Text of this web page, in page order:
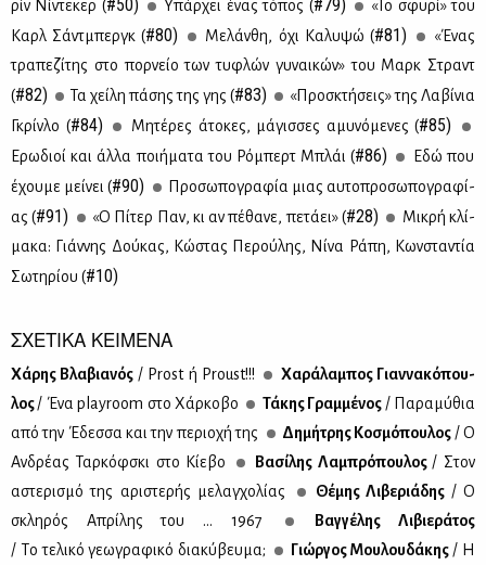
ρίν Νί­ντε­κερ (#50) Υπάρ­χει ένας τό­πος (#79)
«Το σφυ­ρί» του
Καρλ Σάντ­μπεργκ (#80) Με­λάν­θη, όχι Κα­λυ­ψώ (#81)
«Ένας
τρα­πε­ζί­της στο πορ­νείο των τυ­φλών γυ­ναι­κών» του Μαρκ Στραντ
(#82) Τα χεί­λη πά­σης της γης (#83)
«Προ­σκτή­σεις» της Λα­βί­νια
Γκρίν­λο (#84) Μη­τέ­ρες άτο­κες, μά­γισ­σες αμυ­νό­με­νες (#85)
Ερω­διοί και άλ­λα ποι­ή­μα­τα του Ρό­μπερτ Μπλάι (#86)
Εδώ που
έχου­με μεί­νει (#90)
Προ­σω­πο­γρα­φία μιας αυ­το­προ­σω­πο­γρα­φί­
ας (#91) «Ο Πί­τερ Παν, κι αν πέ­θα­νε, πε­τά­ει» (#28)
Μι­κρή κλί­
μα­κα: Γιάν­νης Δού­κας, Κώ­στας Πε­ρού­λης, Νί­να Ρά­πη, Κων­στα­ντία
Σω­τη­ρί­ου (#10)
ΣΧΕΤΙΚΑ ΚΕΙΜΕΝΑ
Χά­ρης Βλα­βια­νός / Prost ή Proust!!!
Χα­ρά­λα­μπος Γιαν­να­κό­που­
λος/ Ένα playroom στο Χάρ­κο­βο Τά­κης Γραμ­μέ­νος / Πα­ρα­μύ­θια
από την Έδεσ­σα και την πε­ριο­χή της
Δη­μή­τρης Κο­σμό­που­λος / Ο
Αν­δρέ­ας Ταρ­κόφ­σκι στο Κί­ε­βο
Βα­σί­λης Λα­μπρό­που­λος / Στον
αστε­ρι­σμό της αρι­στε­ρής με­λαγ­χο­λί­ας
Θέ­μης Λι­βε­ριά­δης / Ο
σκλη­ρός Απρί­λης του ... 1967
Βαγ­γέ­λης Λι­βιε­ρά­τος
/ Tο τε­λι­κό γε­ω­γρα­φι­κό δια­κύ­βευ­μα;
Γιώρ­γος Μου­λου­δά­κης / Η